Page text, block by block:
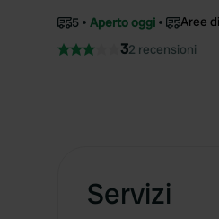
5 Aperto oggi Aree
32 recensioni
Servizi